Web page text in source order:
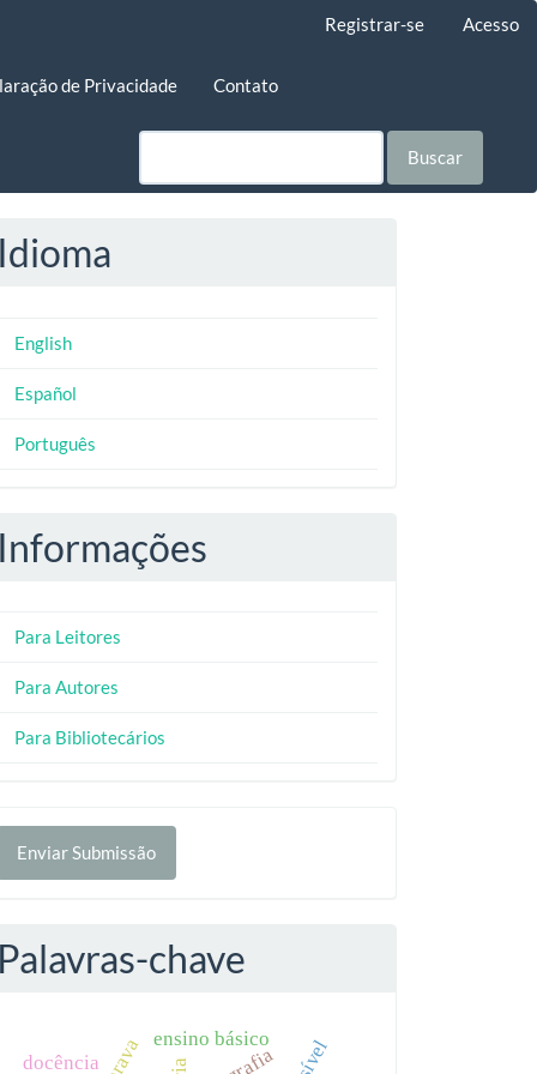
Registrar-se Acesso
de Privacidade Contato
Buscar
Idioma
English
Español
Português
Informações
Para Leitores
Para Autores
Para Bibliotecários
Enviar Submissão
Palavras-chave
docência
ensino básico